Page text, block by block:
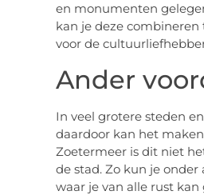
en monumenten
kan je deze
voor de
Ander
In veel grotere steden
daardoor kan het
Zoetermeer is dit niet
de stad. Zo kun je
waar je van alle rust kan